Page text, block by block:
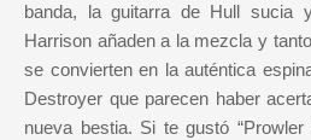
banda, la guitarra de Hull sucia
Harrison añaden a la mezcla y
se convierten en la auténtica
Destroyer que parecen haber
nueva bestia. Si te gustó “Prowler